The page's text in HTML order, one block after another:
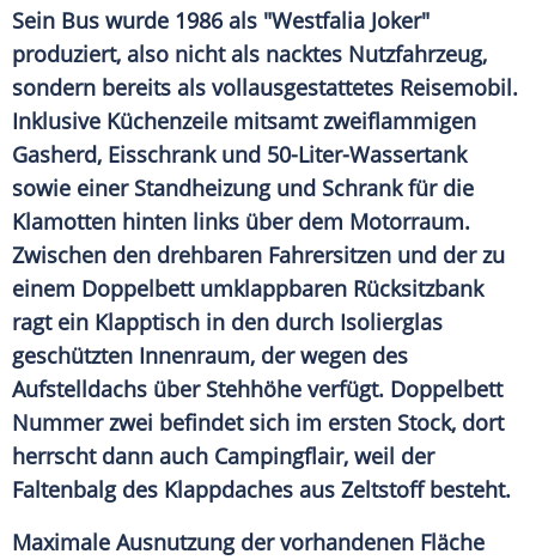
Sein Bus wurde 1986 als "Westfalia Joker"
produziert, also nicht als nacktes Nutzfahrzeug,
sondern bereits als vollausgestattetes Reisemobil.
Inklusive Küchenzeile mitsamt zweiflammigen
Gasherd, Eisschrankund 50-Liter-Wassertank
sowie einer Standheizung und Schrank für die
Klamotten hinten links über dem Motorraum.
Zwischen den drehbaren Fahrersitzen und der zu
einem Doppelbettumklappbaren Rücksitzbank
ragt ein Klapptisch in den durch Isolierglas
geschützten Innenraum, der wegen des
Aufstelldachs über Stehhöhe verfügt. Doppelbett
Nummer zwei befindet sich im ersten Stock, dort
herrscht dann auch Campingflair, weil der
Faltenbalg des Klappdaches aus Zeltstoff besteht.
Maximale Ausnutzung der vorhandenen Fläche